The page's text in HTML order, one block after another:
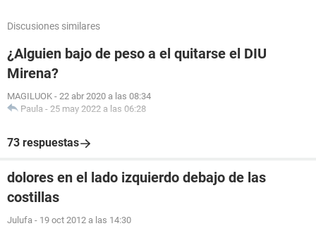
Discusiones similares
¿Alguien bajo de peso a el quitarse el DIU
Mirena?
MAGILUOK - 22 abr 2020 a las 08:34
Paula - 25 may 2022 a las 06:28
73 respuestas
dolores en el lado izquierdo debajo de las
costillas
Julufa - 19 oct 2012 a las 14:30